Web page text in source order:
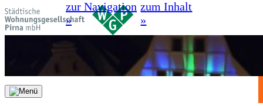
zur Navigation
»
zum Inhalt
»